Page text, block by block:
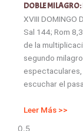
DOBLE
XVIII DOMINGO
Sal 144; Rom
de la
segundo
espectaculares,
escuchar el
Leer Más >>